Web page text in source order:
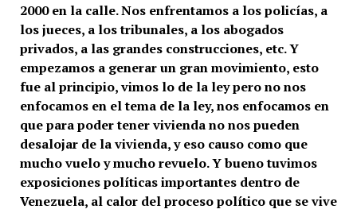
2000 en la calle. Nos enfrentamos a los policías, a
los jueces, a los tribunales, a los abogados
privados, a las grandes construcciones, etc. Y
empezamos a generar un gran movimiento, esto
fue al principio, vimos lo de la ley pero no nos
enfocamos en el tema de la ley, nos enfocamos en
que para poder tener vivienda no nos pueden
desalojar de la vivienda, y eso causo como que
mucho vuelo y mucho revuelo. Y bueno tuvimos
exposiciones políticas importantes dentro de
Venezuela, al calor del proceso político que se vive